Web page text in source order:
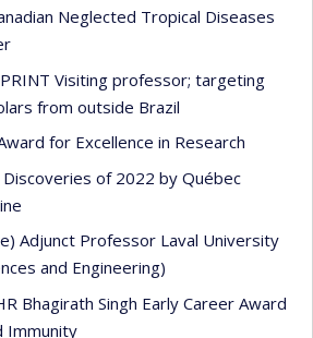
Neglected Tropical Diseases
Visiting professor; targeting
from outside Brazil
for Excellence in Research
of 2022 by Québec
Adjunct Professor Laval University
and Engineering)
Bhagirath Singh Early Career Award
Immunity